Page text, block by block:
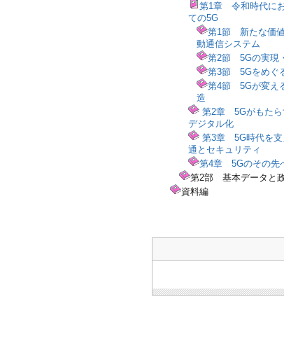
第1章 令和時代に
ての5G
第1節 新たな価
動通信システム
第2節 5Gの実現
第3節 5Gをめぐ
第4節 5Gが変え
造
第2章 5Gがもたら
デジタル化
第3章 5G時代を支
通とセキュリティ
第4章 5Gのその先
第2部 基本データと
資料編